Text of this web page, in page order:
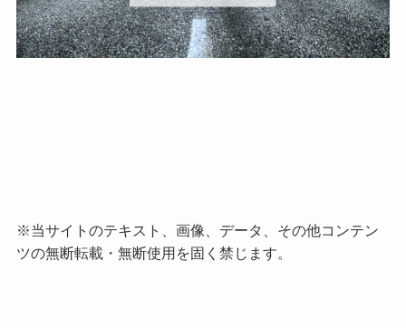
※当サイトのテキスト、画像、データ、その他コンテン
ツの無断転載・無断使用を固く禁じます。